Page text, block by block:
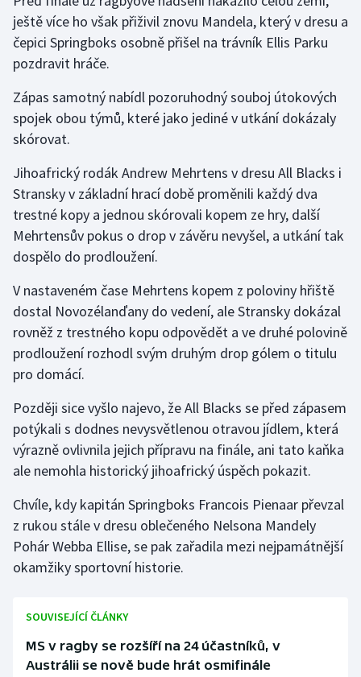
ještě více ho však přiživil znovu Mandela, který v dresu a
čepici Springboks osobně přišel na trávník Ellis Parku
pozdravit hráče.
Zápas samotný nabídl pozoruhodný souboj útokových
spojek obou týmů, které jako jediné v utkání dokázaly
skórovat.
Jihoafrický rodák Andrew Mehrtens v dresu All Blacks i
Stransky v základní hrací době proměnili každý dva
trestné kopy a jednou skórovali kopem ze hry, další
Mehrtensův pokus o drop v závěru nevyšel, a utkání tak
dospělo do prodloužení.
V nastaveném čase Mehrtens kopem z poloviny hřiště
dostal Novozélanďany do vedení, ale Stransky dokázal
rovněž z trestného kopu odpovědět a ve druhé polovině
prodloužení rozhodl svým druhým drop gólem o titulu
pro domácí.
Později sice vyšlo najevo, že All Blacks se před zápasem
potýkali s dodnes nevysvětlenou otravou jídlem, která
výrazně ovlivnila jejich přípravu na finále, ani tato kaňka
ale nemohla historický jihoafrický úspěch pokazit.
Chvíle, kdy kapitán Springboks Francois Pienaar převzal
z rukou stále v dresu oblečeného Nelsona Mandely
Pohár Webba Ellise, se pak zařadila mezi nejpamátnější
okamžiky sportovní historie.
SOUVISEJÍCÍ ČLÁNKY
MS v ragby se rozšíří na 24 účastníků, v
Austrálii se nově bude hrát osmifinále